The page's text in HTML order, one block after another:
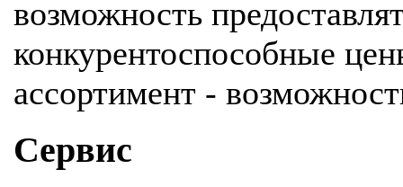
возможность
конкурентоспособные
ассортимент -
Сервис